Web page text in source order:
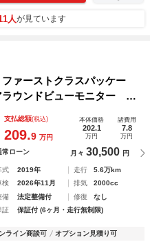
人が見ています
ーストクラスパッケー
ウンドビューモニター ６
ヒーター 禁煙車 ハーフ
ーズコントロール パワーバ
支払総額(税込)
209.9 万円
本体価格
202.1
万円
諸費用
7.8
万円
常ローン 月々 30,500 円
式 2019年 走行
5.6万km
検
2026年11月 排気
2000cc
備
法定整備付 修復
なし
証
保証付 (6ヶ月・走行無制限)
ライン商談可 オプション見積り可